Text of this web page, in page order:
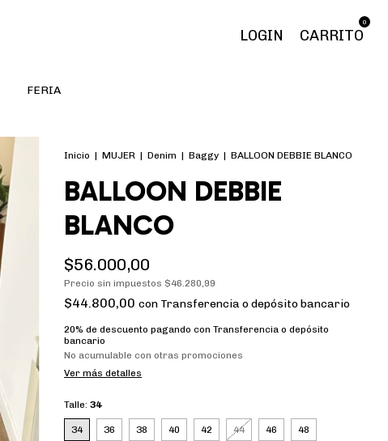
LOGIN CARRITO
0
FERIA
Inicio | MUJER | Denim | Baggy | BALLOON DEBBIE BLANCO
BALLOON DEBBIE
BLANCO
$56.000,00
Precio sin impuestos $46.280,99
$44.800,00 con Transferencia o depósito bancario
20% de descuento pagando con Transferencia o depósito
bancario
No acumulable con otras promociones
Ver más detalles
Talle: 34
34 36 38 40 42 44 46 48